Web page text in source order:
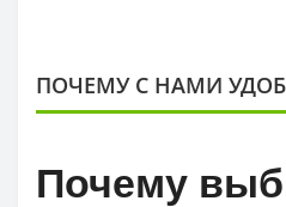
ПОЧЕМУ С НАМИ
Почему